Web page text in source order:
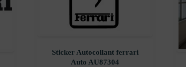
Sticker Autocollant ferrari
Auto AU87304